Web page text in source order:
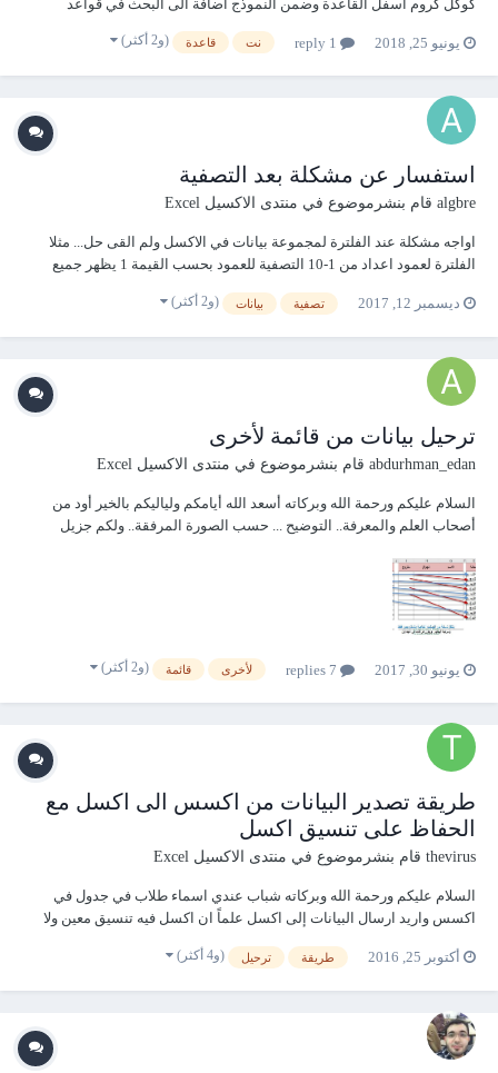
كوكل كروم اسفل القاعدة وضمن النموذج اضافة الى البحث في قواعد
المثال اي عندما اكتب الكلمة في التكست بوكس فان الكلمة نفسها تكتب في
يونيو 25, 2018 نت قاعدة (و2 أكثر)
استفسار عن مشكلة بعد التصفية
algbre قام بنشرموضوع في منتدى الاكسيل Excel
اواجه مشكلة عند الفلترة لمجموعة بيانات في الاكسل ولم القى حل... مثلا
الفلترة لعمود اعداد من 1-10 التصفية للعمود بحسب القيمة 1 يظهر جميع
ديسمبر 12, 2017 تصفية بيانات (و2 أكثر)
ترحيل بيانات من قائمة لأخرى
abdurhman_edan قام بنشرموضوع في منتدى الاكسيل Excel
السلام عليكم ورحمة الله وبركاته أسعد الله أيامكم ولياليكم بالخير أود من
أصحاب العلم والمعرفة.. التوضيح ... حسب الصورة المرفقة.. ولكم جزيل
يونيو 30, 2017 لأخرى قائمة (و2 أكثر)
طريقة تصدير البيانات من اكسس الى اكسل مع
الحفاظ على تنسيق اكسل
thevirus قام بنشرموضوع في منتدى الاكسيل Excel
السلام عليكم ورحمة الله وبركاته شباب عندي اسماء طلاب في جدول في
اكسس واريد ارسال البيانات إلى اكسل علماً ان اكسل فيه تنسيق معين ولا
أكتوبر 25, 2016
طريقة ترحيل (و4 أكثر)